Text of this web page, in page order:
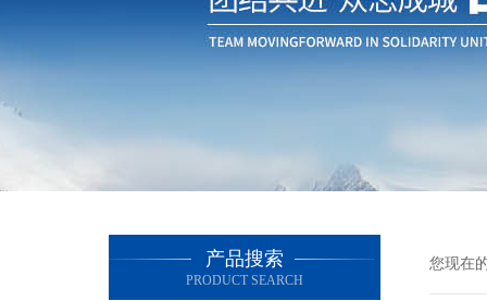
产品搜索
PRODUCT SEARCH
您现在